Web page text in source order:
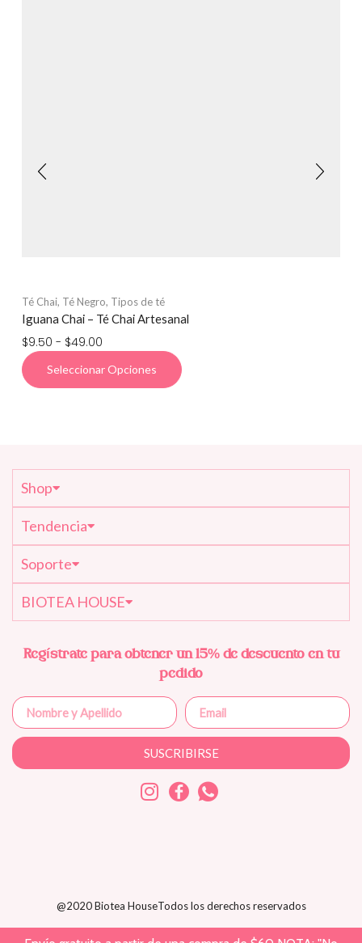
Té Chai, Té Negro, Tipos de té
Iguana Chai – Té Chai Artesanal
$9.50 - $49.00
Seleccionar Opciones
Shop
Tendencia
Soporte
BIOTEA HOUSE
Regístrate para obtener un 15% de descuento en tu
pedido
SUSCRIBIRSE
@2020 Biotea HouseTodos los derechos reservados